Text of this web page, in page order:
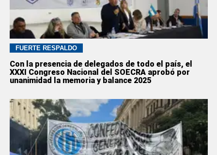
FUERTE RESPALDO
Con la presencia de delegados de todo el país, el
XXXI Congreso Nacional del SOECRA aprobó por
unanimidad la memoria y balance 2025